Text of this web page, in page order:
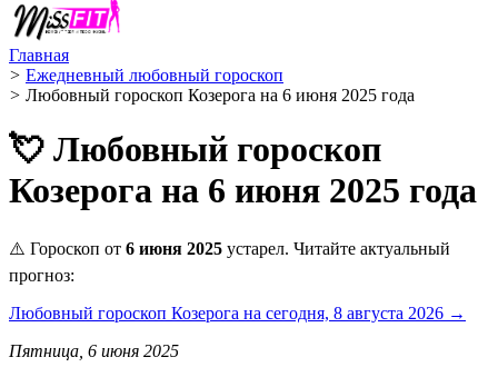
Главная
> Ежедневный любовный гороскоп
> Любовный гороскоп Козерога на 6 июня 2025 года
💘 Любовный гороскоп
Козерога на 6 июня 2025 года
⚠️ Гороскоп от 6 июня 2025 устарел. Читайте актуальный
прогноз:
Любовный гороскоп Козерога на сегодня, 8 августа 2026 →
Пятница, 6 июня 2025